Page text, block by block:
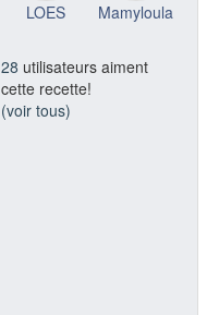
LOES Mamyloula
28 utilisateurs aiment
cette recette!
(voir tous)